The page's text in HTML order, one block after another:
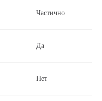
Частично
Да
Нет